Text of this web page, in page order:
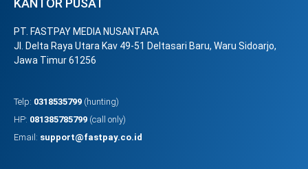
PT. FASTPAY MEDIA NUSANTARA
Jl. Delta Raya Utara Kav 49-51 Deltasari Baru, Waru Sidoarjo,
Jawa Timur 61256
Telp: 0318535799 (hunting)
HP: 081385785799 (call only)
Email: support@fastpay.co.id